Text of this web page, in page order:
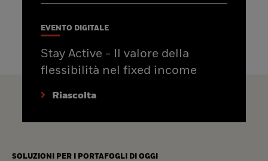
EVENTO DIGITALE
Stay Active - Il valore della
flessibilità nel fixed income
Riascolta
SOLUZIONI PER I PORTAFOGLI DI OGGI